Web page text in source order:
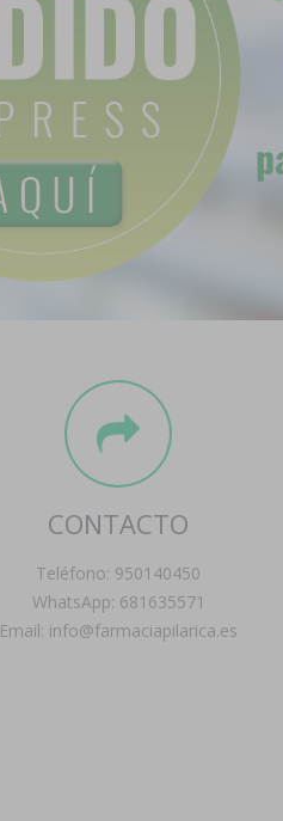
CONTACTO
Teléfono: 950140450
WhatsApp: 681635571
Email: info@farmaciapilarica.es